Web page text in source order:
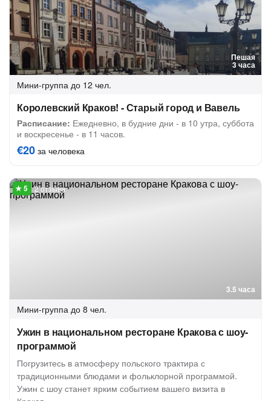
Пешая
3 часа
Мини-группа до 12 чел.
Королевский Краков! - Старый город и Вавель
Расписание: Ежедневно, в будние дни - в 10 утра, суббота
и воскресенье - в 11 часов.
€20 за человека
3.5 часа
2 отзыва
Мини-группа до 8 чел.
Ужин в национальном ресторане Кракова с шоу-
программой
Погрузитесь в атмосферу польского трактира с
традиционными блюдами и фольклорной программой.
Ужин с шоу станет ярким событием вашего визита в